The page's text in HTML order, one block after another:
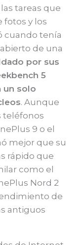
tareas que
fotos y los
cuando tenía
de una
por sus
5
un solo
. Aunque
teléfonos
9 o el
mejor que su
rápido que
como el
Nord 2
de
antiguos